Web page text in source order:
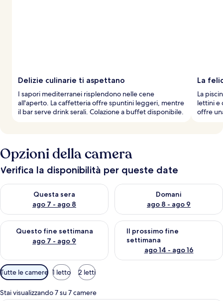
Delizie culinarie ti aspettano
I sapori mediterranei risplendono nelle cene
all'aperto. La caffetteria offre spuntini leggeri, mentre
il bar serve drink serali. Colazione a buffet disponibile.
La
La
lettini e
offre
Opzioni della camera
Verifica la disponibilità per queste date
Questa sera
ago 7 - ago 8
Verifica la disponibilità per questa sera, ago 7 - ago 8
Domani
ago 8 - ago 9
Verifica la disponibilità per
Questo fine settimana
ago 7 - ago 9
Verifica la disponibilità per questo fine settimana, ago 7 - ago
Il prossimo fine
settimana
ago 14 - ago 16
Verifica la disponibilità per il
Filtri
disponibili
per
Tutte le camere 1 letto 2 letti
Stai visualizzando 7 su 7 camere